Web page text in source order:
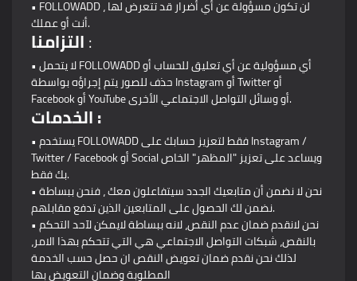
• FOLLOWADD ، لن تكون مسؤولة عن أي أضرار قد تتعرض لها
أنت أو عملك.
:
• لا يتحمل FOLLOWADD أي مسؤولية عن أي تعليق للحساب أو
حذف للصور يتم إجراؤه بواسطة Instagram أو Twitter أو
Facebook أو YouTube أو وسائل التواصل الاجتماعي الأخرى.
الخدمات :
• يستخدم FOLLOWADD فقط لتعزيز حسابك على Instagram /
Twitter / Facebook أو Social ويساعد على تعزيز "المظهر" الخاص
بك فقط.
• نحن لا نضمن أن متابعيك الجدد سيتفاعلون معك ، فنحن ببساطة
نضمن لك الحصول على المتابعين الذين تدفع مقابلهم.
• نحن لانقدم ضمان عدم النقص، لانه ببساطة لايمكن لآحد التحكم
بالنقص، شبكات التواصل الاجتماعي هي التي تتحكم بهذا الامر،
لذلك نحن نقدم ضمان تعويض النقص ان حصل حسب الخدمة
المطلوبة وضمان التعويض بها